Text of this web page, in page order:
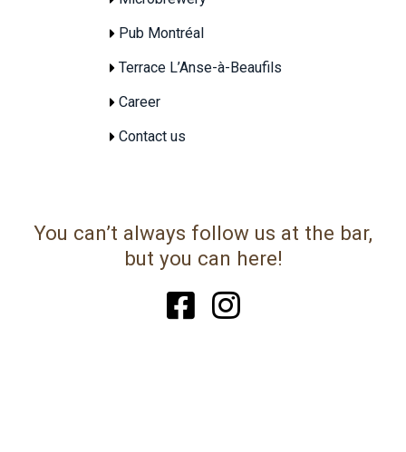
Pub Montréal
Terrace L’Anse-à-Beaufils
Career
Contact us
You can’t always follow us at the bar,
but you can here!